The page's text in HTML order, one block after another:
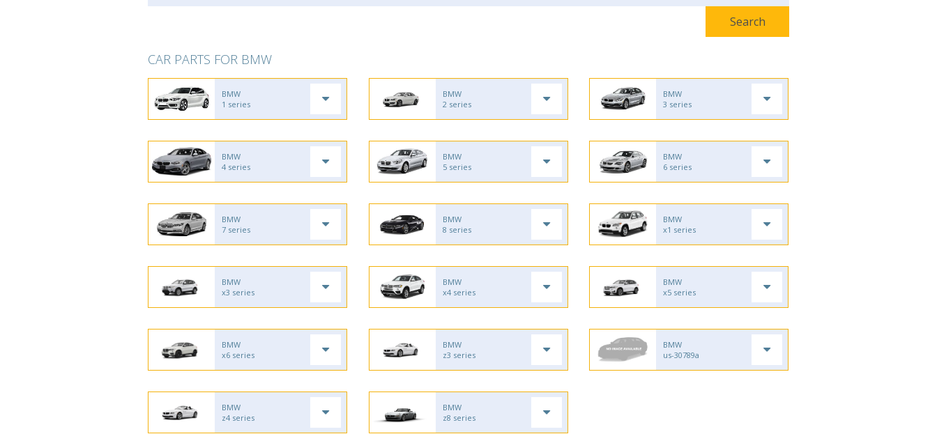
CAR PARTS FOR BMW
BMW
1 series
BMW
2 series
BMW
3 series
BMW
4 series
BMW
5 series
BMW
6 series
BMW
7 series
BMW
8 series
BMW
x1 series
BMW
x3 series
BMW
x4 series
BMW
x5 series
BMW
x6 series
BMW
z3 series
BMW
us-30789a
BMW
z4 series
BMW
z8 series